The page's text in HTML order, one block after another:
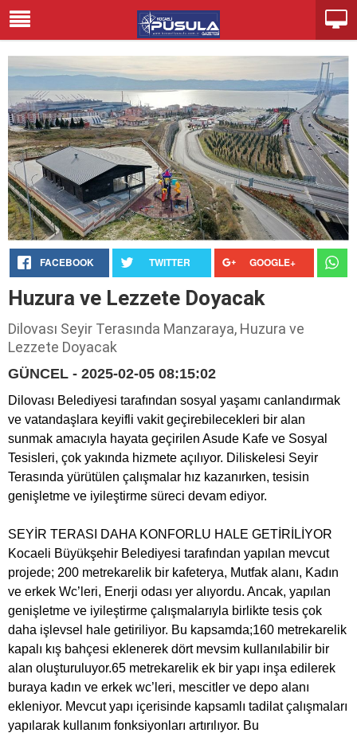
FACEBOOK TWITTER GOOGLE+
Huzura ve Lezzete Doyacak
Dilovası Seyir Terasında Manzaraya, Huzura ve
Lezzete Doyacak
GÜNCEL - 2025-02-05 08:15:02
Dilovası Belediyesi tarafından sosyal yaşamı canlandırmak
ve vatandaşlara keyifli vakit geçirebilecekleri bir alan
sunmak amacıyla hayata geçirilen Asude Kafe ve Sosyal
Tesisleri, çok yakında hizmete açılıyor. Diliskelesi Seyir
Terasında yürütülen çalışmalar hız kazanırken, tesisin
genişletme ve iyileştirme süreci devam ediyor.
SEYİR TERASI DAHA KONFORLU HALE GETİRİLİYOR
Kocaeli Büyükşehir Belediyesi tarafından yapılan mevcut
projede; 200 metrekarelik bir kafeterya, Mutfak alanı, Kadın
ve erkek Wc’leri, Enerji odası yer alıyordu. Ancak, yapılan
genişletme ve iyileştirme çalışmalarıyla birlikte tesis çok
daha işlevsel hale getiriliyor. Bu kapsamda;160 metrekarelik
kapalı kış bahçesi eklenerek dört mevsim kullanılabilir bir
alan oluşturuluyor.65 metrekarelik ek bir yapı inşa edilerek
buraya kadın ve erkek wc’leri, mescitler ve depo alanı
ekleniyor. Mevcut yapı içerisinde kapsamlı tadilat çalışmaları
yapılarak kullanım fonksiyonları artırılıyor. Bu